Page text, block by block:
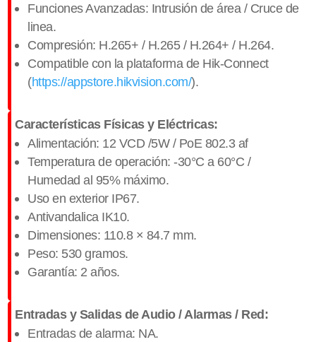
​Funciones Avanzadas: Intrusión de área / Cruce de
linea.
Compresión: H.265+ / H.265 / H.264+ / H.264.
Compatible con la plataforma de Hik-Connect
(https://appstore.hikvision.com/).
Características Físicas y Eléctricas:
Alimentación: 12 VCD /5W / PoE 802.3 af
Temperatura de operación: -30°C a 60°C /
Humedad al 95% máximo.
Uso en exterior IP67.
Antivandalica IK10.
Dimensiones: 110.8 × 84.7 mm.
​Peso: 530 gramos.
​Garantía: 2 años.
Entradas y Salidas de Audio / Alarmas / Red:
Entradas de alarma: NA.